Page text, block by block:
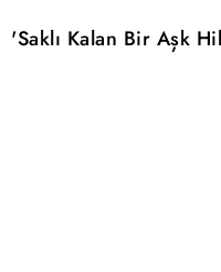
'Saklı Kalan Bir Aşk